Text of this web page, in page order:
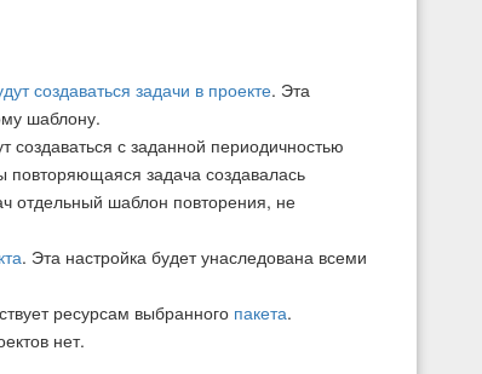
создаваться задачи в проекте. Эта
шаблону.
создаваться с заданной периодичностью
повторяющаяся задача создавалась
отдельный шаблон повторения, не
. Эта настройка будет унаследована всеми
ресурсам выбранного пакета.
нет.